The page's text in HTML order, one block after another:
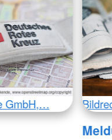
GmbH,…